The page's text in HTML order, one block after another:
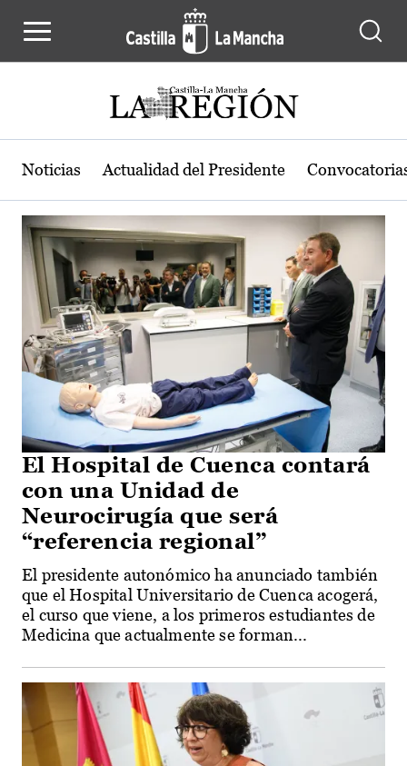
Actualidad de la región de Castilla-
Noticias Actualidad del Presidente
El Hospital de Cuenca contará
con una Unidad de
Neurocirugía que será
“referencia regional”
El presidente autonómico ha anunciado también
que el Hospital Universitario de Cuenca acogerá,
el curso que viene, a los primeros estudiantes de
Medicina que actualmente se forman...